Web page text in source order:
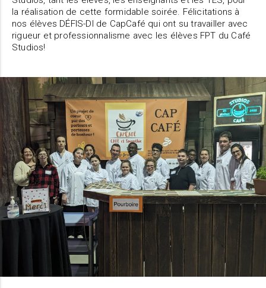
la réalisation de cette formidable soirée. Félicitations à
nos élèves DÉFIS-DI de CapCafé qui ont su travailler avec
rigueur et professionnalisme avec les élèves FPT du Café
Studios!